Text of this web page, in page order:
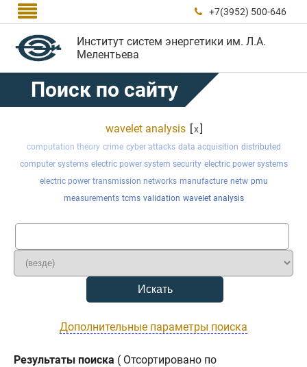
  +7(3952) 500-646
Институт систем энергетики им. Л.А.
Мелентьева
Поиск по сайту
wavelet analysis [x]
computation theory crime cyber attacks data acquisition distributed
computer systems electric power system security electric power systems
electric power transmission networks manufacture netw pmu
measurements tcms validation wavelet analysis
Дополнительные параметры поиска
Результаты поиска ( Отсортировано по